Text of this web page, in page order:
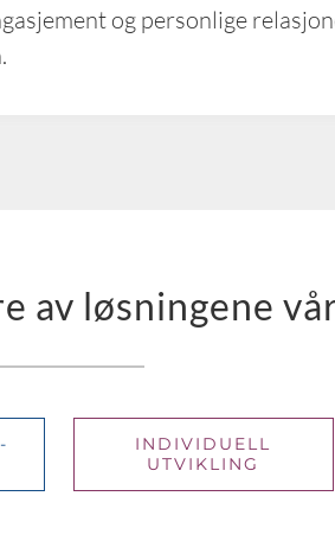
og personlige
av løsningene
INDIVIDUELL
UTVIKLING